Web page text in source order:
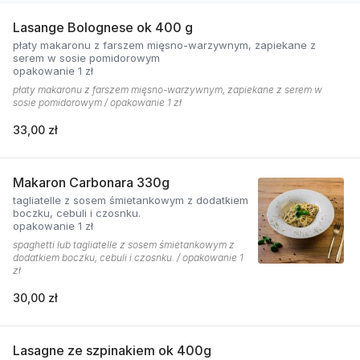
Lasange Bolognese ok 400 g
płaty makaronu z farszem mięsno-warzywnym, zapiekane z
serem w sosie pomidorowym
opakowanie 1 zł
płaty makaronu z farszem mięsno-warzywnym, zapiekane z serem w
sosie pomidorowym / opakowanie 1 zł
33,00 zł
Makaron Carbonara 330g
tagliatelle z sosem śmietankowym z dodatkiem
boczku, cebuli i czosnku.
opakowanie 1 zł
spaghetti lub tagliatelle z sosem śmietankowym z
dodatkiem boczku, cebuli i czosnku. / opakowanie 1
zł
30,00 zł
Lasagne ze szpinakiem ok 400g